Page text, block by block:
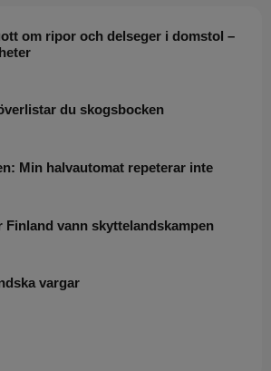
om ripor och delseger i domstol –
du skogsbocken
Min halvautomat repeterar inte
Finland vann skyttelandskampen
vargar